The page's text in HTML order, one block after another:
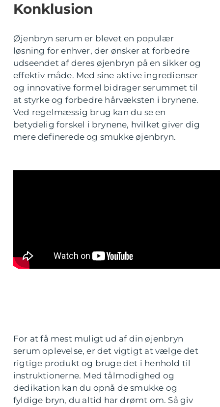
Konklusion
Øjenbryn serum er blevet en populær
løsning for enhver, der ønsker at forbedre
udseendet af deres øjenbryn på en sikker og
effektiv måde. Med sine aktive ingredienser
og innovative formel bidrager serummet til
at styrke og forbedre hårvæksten i brynene.
Ved regelmæssig brug kan du se en
betydelig forskel i brynene, hvilket giver dig
mere definerede og smukke øjenbryn.
For at få mest muligt ud af din øjenbryn
serum oplevelse, er det vigtigt at vælge det
rigtige produkt og bruge det i henhold til
instruktionerne. Med tålmodighed og
dedikation kan du opnå de smukke og
fyldige bryn, du altid har drømt om. Så giv